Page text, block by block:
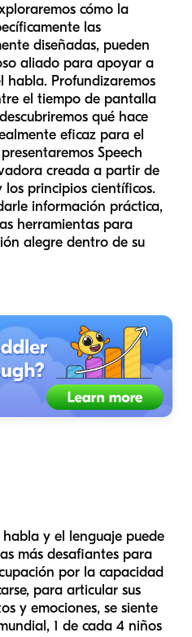
cómo la
las
diseñadas, pueden
aliado para apoyar a
habla. Profundizaremos
el tiempo de pantalla
qué hace
eficaz para el
Speech
creada a partir de
los principios científicos.
información práctica,
herramientas para
alegre dentro de su
y el lenguaje puede
más desafiantes para
por la capacidad
para articular sus
y emociones, se siente
1 de cada 4 niños